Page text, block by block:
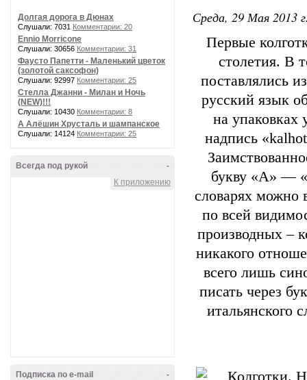
Долгая дорога в Дюнах
Слушали: 7031 Комментарии: 20
Ennio Morricone
Слушали: 30656 Комментарии: 31
Фаусто Папетти - Маленький цветок
(золотой саксофон)
Слушали: 92997 Комментарии: 25
Стелла Джанни - Милан и Ночь
(NEW)!!!
Слушали: 10430 Комментарии: 8
А Алёшин Хрусталь и шампанское
Слушали: 14124 Комментарии: 25
-
Всегда под рукой
К приложению
-
Подписка по e-mail
Среда, 29 Мая 2013
Первые
столетия. В
поставлялись
русский язык
на упаковках
надпись
букву «А» —
словарях можно
по всей
производных –
никакого
всего лишь
писать через
итальянского